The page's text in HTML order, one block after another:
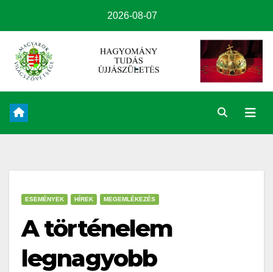
2026-08-07
ESEMÉNYEK HÍREK MEGEMLÉKEZÉS
A történelem
legnagyobb